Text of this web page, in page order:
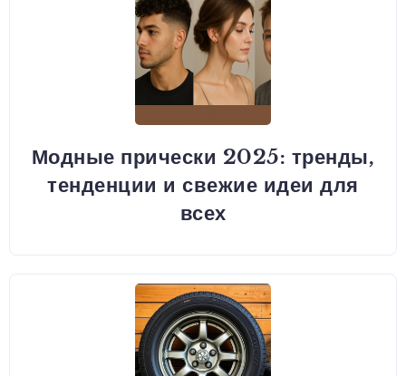
Модные прически 2025: тренды,
тенденции и свежие идеи для
всех